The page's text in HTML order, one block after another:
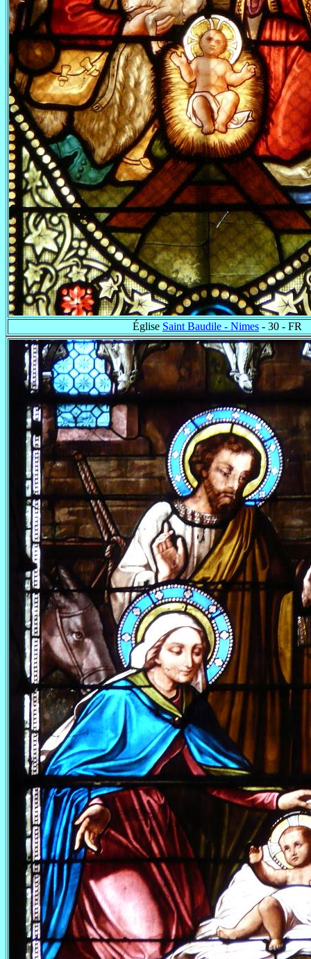
Église Saint Baudile - Nimes - 30 - FR